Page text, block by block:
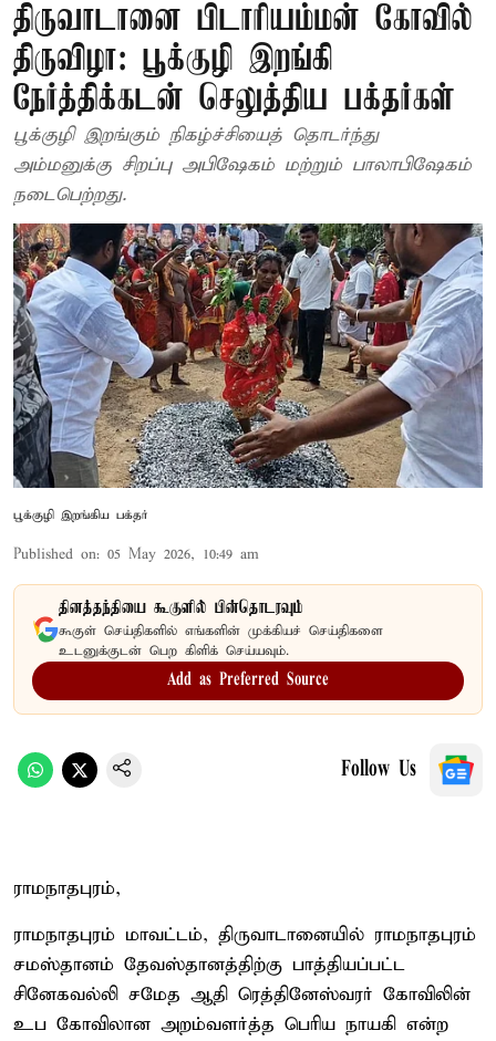
திருவாடானை பிடாரியம்மன் கோவில்
திருவிழா: பூக்குழி இறங்கி
நேர்த்திக்கடன் செலுத்திய பக்தர்கள்
பூக்குழி இறங்கும் நிகழ்ச்சியைத் தொடர்ந்து
அம்மனுக்கு சிறப்பு அபிஷேகம் மற்றும் பாலாபிஷேகம்
நடைபெற்றது.
பூக்குழி இறங்கிய பக்தர்
Published on: 05 May 2026, 10:49 am
தினத்தந்தியை கூகுளில் பின்தொடரவும்
கூகுள் செய்திகளில் எங்களின் முக்கியச் செய்திகளை
உடனுக்குடன் பெற கிளிக் செய்யவும்.
Add as Preferred Source
Follow Us
ராமநாதபுரம்,
ராமநாதபுரம் மாவட்டம், திருவாடானையில் ராமநாதபுரம்
சமஸ்தானம் தேவஸ்தானத்திற்கு பாத்தியப்பட்ட
சினேகவல்லி சமேத ஆதி ரெத்தினேஸ்வரர் கோவிலின்
உப கோவிலான அறம்வளர்த்த பெரிய நாயகி என்ற